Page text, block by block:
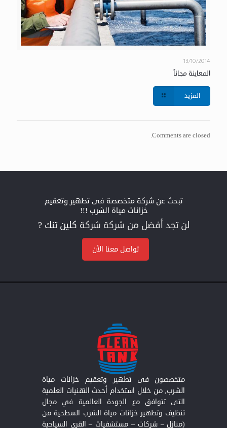
13/10/2014
المعاينة مجاناً
المزيد
Comments are closed.
تبحث عن شركة متخصصة فى تطهير وتعقيم
خزانات مياة الشرب !!!
لن تجد أفضل من شركة شركة كلين تنك ?
تواصل معنا الأن
متخصصون فى تطهير وتعقيم خزانات مياة
الشرب, من خلال استخدام أحدث التقنيات العلمية
التى تتوافق مع الجودة العالمية في مجال
تنظيف وتطهير خزانات مياة الشرب السطحية من
(منازل – شركات – مستشفيات – القرى السياحية